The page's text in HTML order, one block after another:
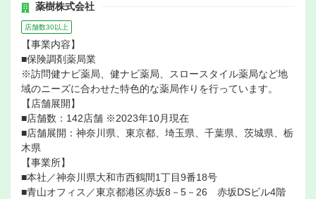
薬樹株式会社
店舗数30以上
【事業内容】
■保険調剤薬局業
※訪問健ナビ薬局、健ナビ薬局、スロースタイル薬局など地
域のニーズに合わせた特色的な薬局作りを行っています。
【店舗展開】
■店舗数：142店舗 ※2023年10月現在
■店舗展開：神奈川県、東京都、埼玉県、千葉県、茨城県、栃
木県
【事業所】
■本社／神奈川県大和市西鶴間1丁目9番18号
■青山オフィス／東京都港区赤坂8－5－26 赤坂DSビル4階